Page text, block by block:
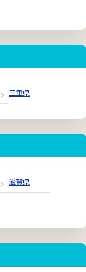
三重県
滋賀県